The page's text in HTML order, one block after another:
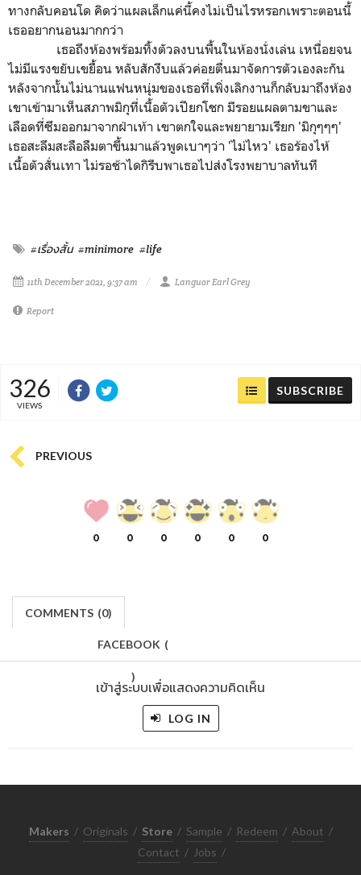
ทางกลับคอนโด คิดว่าแผลเล็กแค่นี้คงไม่เป็นไรหรอกเพราะตอนนี้
เธออยากนอนมากกว่า
เธอถึงห้องพร้อมทิ้งตัวลงบนพื้นในห้องนั่งเล่น เหนื่อยจน
ไม่มีแรงขยับเขยื้อน หลับสักงีบแล้วค่อยตื่นมาจัดการตัวเองละกัน
หลังจากนั้นไม่นานแฟนหนุ่มของเธอที่เพิ่งเลิกงานก็กลับมาถึงห้อง
เขาเข้ามาเห็นสภาพมิกุที่เนื้อตัวเปียกโชก มีรอยแผลตามขาและ
เลือดที่ซึมออกมาจากฝ่าเท้า เขาตกใจและพยายามเรียก 'มิกุๆๆๆ'
เธอสะลึมสะลือลืมตาขึ้นมาแล้วพูดเบาๆว่า 'ไม่ไหว' เธอร้องไห้
เนื้อตัวสั่นเทา ไม่รอช้าไดกิรีบพาเธอไปส่งโรงพยาบาลทันที
#เรื่องสั้น #minimore #life
11th December 2021, 9:37 am Languor Earl Grey
Report
326
VIEWS
SUBSCRIBE
PREVIOUS
0 0 0 0 0 0
COMMENTS (0)
FACEBOOK (
)
เข้าสู่ระบบเพื่อแสดงความคิดเห็น
LOG IN
Makers / Originals / Store / Sample / Redeem / About /
Contact / Jobs /